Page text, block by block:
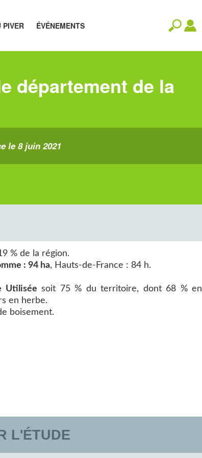
PIVER ÉVÉNEMENTS
département de la
le 8 juin 2021
% de la région.
: 94 ha, Hauts-de-France : 84 h.
Utilisée soit 75 % du territoire, dont 68 % en
en herbe.
boisement.
L'ÉTUDE